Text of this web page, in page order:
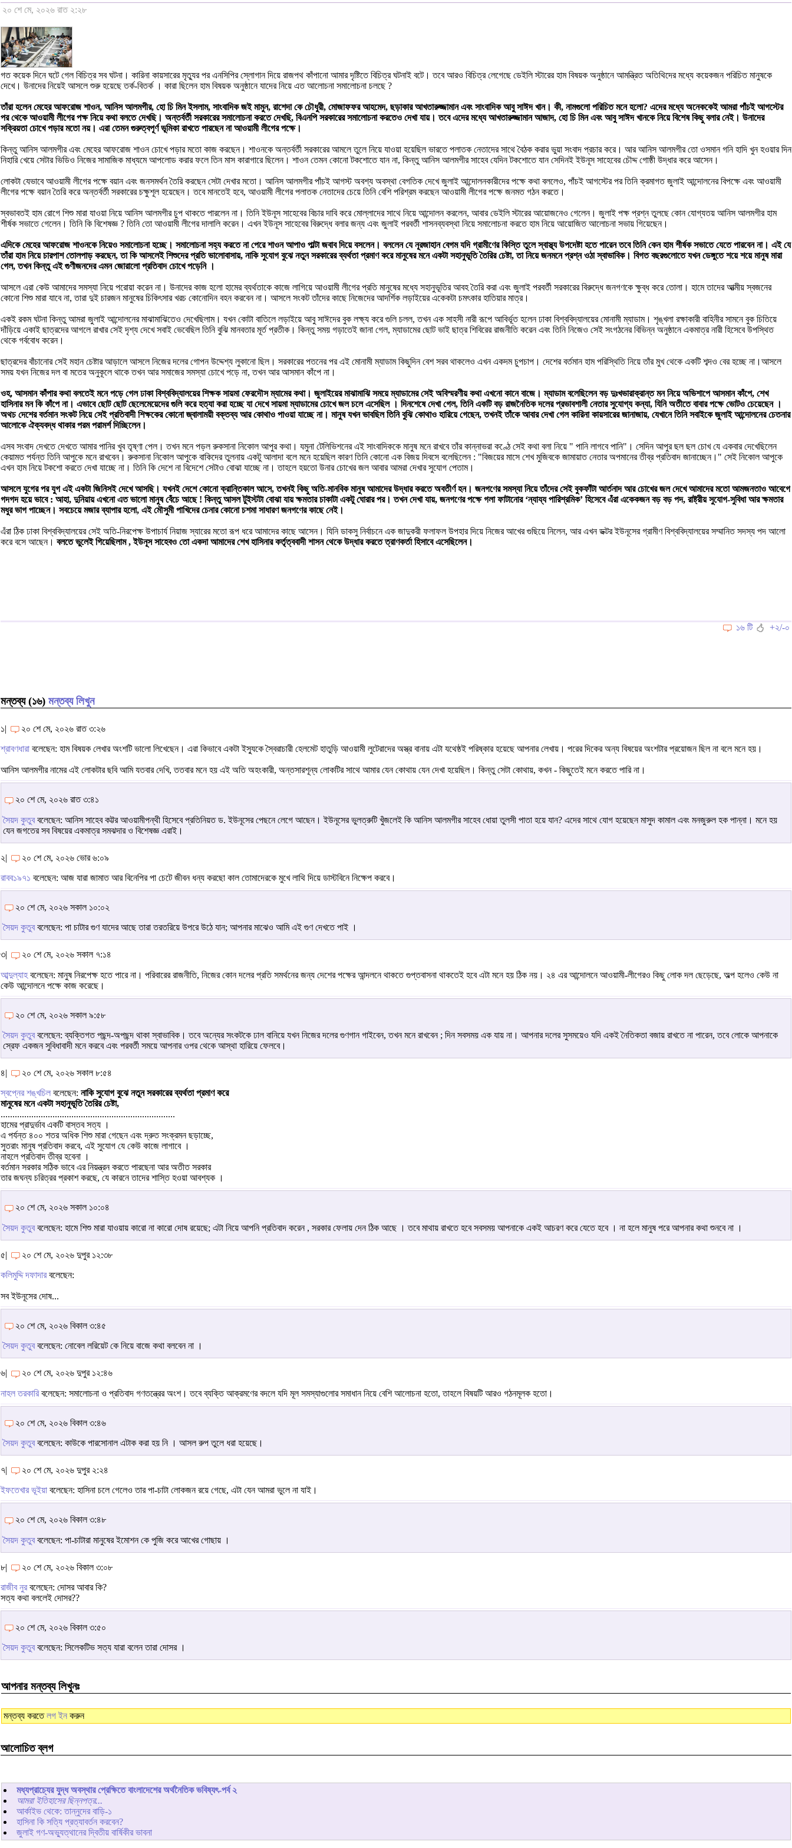
২০ শে মে, ২০২৬ রাত ২:২৮
গত কয়েক দিনে ঘটে গেল বিচিত্র সব ঘটনা। কারিনা কায়সারের মৃত্যুর পর এনসিপির স্লোগান দিয়ে রাজপথ কাঁপানো আমার দৃষ্টিতে বিচিত্র ঘটনাই বটে। তবে আরও বিচিত্র লেগেছে ডেইলি স্টারের হাম বিষয়ক অনুষ্ঠানে আমন্ত্রিত অতিথিদের মধ্যে কয়েকজন পরিচিত মানুষকে
দেখে। উনাদের নিয়েই আসলে শুরু হয়েছে তর্ক-বিতর্ক । কারা ছিলেন হাম বিষয়ক অনুষ্ঠানে যাদের নিয়ে এত আলোচনা সমালোচনা চলছে ?
তাঁরা হলেন মেহের আফরোজ শাওন, আনিস আলমগীর, হো চি মিন ইসলাম, সাংবাদিক জই মামুন, রাশেদা কে চৌধুরী, মোজাফফর আহমেদ, ছড়াকার আখতারুজ্জামান এবং সাংবাদিক আবু সাঈদ খান। কী, নামগুলো পরিচিত মনে হলো? এদের মধ্যে অনেককেই আমরা পাঁচই আগস্টের
পর থেকে আওয়ামী লীগের পক্ষ নিয়ে কথা বলতে দেখছি। অন্তর্বর্তী সরকারের সমালোচনা করতে দেখছি, বিএনপি সরকারের সমালোচনা করতেও দেখা যায়। তবে এদের মধ্যে আখতারুজ্জামান আজাদ, হো চি মিন এবং আবু সাঈদ খানকে নিয়ে বিশেষ কিছু বলার নেই। উনাদের
সক্রিয়তা চোখে পড়ার মতো নয়। এরা তেমন গুরুত্বপূর্ণ ভূমিকা রাখতে পারছেন না আওয়ামী লীগের পক্ষে।
কিন্তু আনিস আলমগীর এবং মেহের আফরোজ শাওন চোখে পড়ার মতো কাজ করছেন। শাওনকে অন্তর্বর্তী সরকারের আমলে তুলে নিয়ে যাওয়া হয়েছিল ভারতে পলাতক নেতাদের সাথে বৈঠক করার ভুয়া সংবাদ প্রচার করে। আর আনিস আলমগীর তো ওসমান গনি হাদি খুন হওয়ার দিন
নিহারি খেয়ে সেটার ভিডিও নিজের সামাজিক মাধ্যমে আপলোড করার ফলে তিন মাস কারাগারে ছিলেন। শাওন তেমন কোনো টকশোতে যান না, কিন্তু আনিস আলমগীর সাহেব যেদিন টকশোতে যান সেদিনই ইউনূস সাহেবের চৌদ্দ গোষ্ঠী উদ্ধার করে আসেন।
লোকটা যেভাবে আওয়ামী লীগের পক্ষে বয়ান এবং জনসমর্থন তৈরি করছেন সেটা দেখার মতো। আনিস আলমগীর পাঁচই আগস্ট অবশ্য অবস্থা বেগতিক দেখে জুলাই আন্দোলনকারীদের পক্ষে কথা বললেও, পাঁচই আগস্টের পর তিনি ক্রমাগত জুলাই আন্দোলনের বিপক্ষে এবং আওয়ামী
লীগের পক্ষে বয়ান তৈরি করে অন্তর্বর্তী সরকারের চক্ষুশূল হয়েছেন। তবে মানতেই হবে, আওয়ামী লীগের পলাতক নেতাদের চেয়ে তিনি বেশি পরিশ্রম করছেন আওয়ামী লীগের পক্ষে জনমত গঠন করতে।
স্বভাবতই হাম রোগে শিশু মারা যাওয়া নিয়ে আনিস আলমগীর চুপ থাকতে পারলেন না। তিনি ইউনূস সাহেবের বিচার দাবি করে মোল্লাদের সাথে নিয়ে আন্দোলন করলেন, আবার ডেইলি স্টারের আয়োজনেও গেলেন। জুলাই পক্ষ প্রশ্ন তুলছে কোন যোগ্যতয় আনিস আলমগীর হাম
শীর্ষক সভাতে গেলেন। তিনি কি বিশেষজ্ঞ ? তিনি তো আওয়ামী লীগের দালালি করেন। এখন ইউনূস সাহেবের বিরুদ্ধে বলার জন্য এবং জুলাই পরবর্তী শাসনব্যবস্থা নিয়ে সমালোচনা করতে হাম নিয়ে আয়োজিত আলোচনা সভায় গিয়েছেন।
এদিকে মেহের আফরোজ শাওনকে নিয়েও সমালোচনা হচ্ছে। সমালোচনা সহ্য করতে না পেরে শাওন আপাও পাল্টা জবাব দিয়ে বসলেন। বললেন যে নূরজাহান বেগম যদি গ্রামীণের কিস্তি তুলে স্বাস্থ্য উপদেষ্টা হতে পারেন তবে তিনি কেন হাম শীর্ষক সভাতে যেতে পারবেন না। এই যে
তাঁরা হাম নিয়ে চারপাশ তোলপাড় করছেন, তা কি আসলেই শিশুদের প্রতি ভালোবাসায়, নাকি সুযোগ বুঝে নতুন সরকারের ব্যর্থতা প্রমাণ করে মানুষের মনে একটা সহানুভূতি তৈরির চেষ্টা, তা নিয়ে জনমনে প্রশ্ন ওঠা স্বাভাবিক। বিগত বছরগুলোতে যখন ডেঙ্গুতে শয়ে শয়ে মানুষ মারা
গেল, তখন কিন্তু এই গুণীজনদের এমন জোরালো প্রতিবাদ চোখে পড়েনি ।
আসলে এরা কেউ আমাদের সমস্যা নিয়ে পরোয়া করেন না। উনাদের কাজ হলো হামের ব্যর্থতাকে কাজে লাগিয়ে আওয়ামী লীগের প্রতি মানুষের মধ্যে সহানুভূতির আবহ তৈরি করা এবং জুলাই পরবর্তী সরকারের বিরুদ্ধে জনগণকে ক্ষুব্ধ করে তোলা। হামে তাদের আত্মীয় স্বজনের
কোনো শিশু মারা যাবে না, তারা দুই চারজন মানুষের চিকিৎসার খরচ কোনোদিন বহন করবেন না। আসলে সংকট তাঁদের কাছে নিজেদের আদর্শিক লড়াইয়ের একেকটা চমৎকার হাতিয়ার মাত্র।
একই রকম ঘটনা কিন্তু আমরা জুলাই আন্দোলনের মাঝামাঝিতেও দেখেছিলাম। যখন কোটা বাতিলে লড়াইয়ে আবু সাঈদের বুক লক্ষ্য করে গুলি চলল, তখন এক সাহসী নারী রূপে আবির্ভূত হলেন ঢাকা বিশ্ববিদ্যালয়ের মোনামী ম্যাডাম। শৃঙ্খলা রক্ষাকারী বাহিনীর সামনে বুক চিতিয়ে
দাঁড়িয়ে একাই ছাত্রদের আগলে রাখার সেই দৃশ্য দেখে সবাই ভেবেছিল তিনি বুঝি মানবতার মূর্ত প্রতীক। কিন্তু সময় গড়াতেই জানা গেল, ম্যাডামের ছোট ভাই ছাত্র শিবিরের রাজনীতি করেন এবং তিনি নিজেও সেই সংগঠনের বিভিন্ন অনুষ্ঠানে একমাত্র নারী হিসেবে উপস্থিত
থেকে গর্ববোধ করেন।
ছাত্রদের বাঁচানোর সেই মহান চেষ্টার আড়ালে আসলে নিজের দলের গোপন উদ্দেশ্য লুকানো ছিল। সরকারের পতনের পর এই মোনামী ম্যাডাম কিছুদিন বেশ সরব থাকলেও এখন একদম চুপচাপ। দেশের বর্তমান হাম পরিস্থিতি নিয়ে তাঁর মুখ থেকে একটি শব্দও বের হচ্ছে না।আসলে
সময় যখন নিজের দল বা মতের অনুকূলে থাকে তখন আর সমাজের সমস্যা চোখে পড়ে না, তখন আর আসমান কাঁপে না।
ওহ, আসমান কাঁপার কথা বলতেই মনে পড়ে গেল ঢাকা বিশ্ববিদ্যালয়ের শিক্ষক সায়মা ফেরদৌস ম্যামের কথা। জুলাইয়ের মাঝামাঝি সময়ে ম্যাডামের সেই অবিস্মরণীয় কথা এখনো কানে বাজে। ম্যাডাম বলেছিলেন বড় দুঃখভারাক্রান্ত মন নিয়ে অভিশাপে আসমান কাঁপে, শেখ
হাসিনার মন কি কাঁপে না। এভাবে ছোট ছোট ছেলেমেয়েদের গুলি করে হত্যা করা হচ্ছে যা দেখে সায়মা ম্যাডামের চোখে জল চলে এসেছিল । দিনশেষে দেখা গেল, তিনি একটি বড় রাজনৈতিক দলের প্রভাবশালী নেতার সুযোগ্য কন্যা, যিনি অতীতে বাবার পক্ষে ভোটও চেয়েছেন ।
অথচ দেশের বর্তমান সংকট নিয়ে সেই প্রতিবাদী শিক্ষকের কোনো জ্বালাময়ী বক্তব্য আর কোথাও পাওয়া যাচ্ছে না। মানুষ যখন ভাবছিল তিনি বুঝি কোথাও হারিয়ে গেছেন, তখনই তাঁকে আবার দেখা গেল কারিনা কায়সারের জানাজায়, যেখানে তিনি সবাইকে জুলাই আন্দোলনের চেতনার
আলোকে ঐক্যবদ্ধ থাকার পরম পরামর্শ দিচ্ছিলেন।
এসব সংবাদ দেখতে দেখতে আমার পানির খুব তৃষ্ণা পেল। তখন মনে পড়ল রুকসানা নিকোল আপুর কথা। যমুনা টেলিভিশনের এই সাংবাদিককে মানুষ মনে রাখবে তাঁর কান্নাভরা কণ্ঠে সেই কথা বলা নিয়ে " পানি লাগবে পানি"। সেদিন আপুর ছল ছল চোখ যে একবার দেখেছিলেন
কেয়ামত পর্যন্ত তিনি আপুকে মনে রাখবেন। রুকসানা নিকোল আপুকে বাকিদের তুলনায় একটু আলাদা বলে মনে হয়েছিল কারণ তিনি কোনো এক বিজয় দিবসে বলেছিলেন : "বিজয়ের মাসে শেখ মুজিবকে জামায়াত নেতার অপমানের তীব্র প্রতিবাদ জানাচ্ছেন।" সেই নিকোল আপুকে
এখন হাম নিয়ে টকশো করতে দেখা যাচ্ছে না। তিনি কি দেশে না বিদেশে সেটাও বোঝা যাচ্ছে না। তাহলে হয়তো উনার চোখের জল আবার আমরা দেখার সুযোগ পেতাম।
আসলে যুগের পর যুগ এই একটা জিনিসই দেখে আসছি। যখনই দেশে কোনো ক্রান্তিকাল আসে, তখনই কিছু অতি-মানবিক মানুষ আমাদের উদ্ধার করতে অবতীর্ণ হন। জনগণের সমস্যা নিয়ে তাঁদের সেই বুকফাঁটা আর্তনাদ আর চোখের জল দেখে আমাদের মতো আমজনতাও আবেগে
গদগদ হয়ে ভাবে : আহা, দুনিয়ায় এখনো এত ভালো মানুষ বেঁচে আছে ! কিন্তু আসল টুইস্টটা বোঝা যায় ক্ষমতার চাকাটা একটু ঘোরার পর। তখন দেখা যায়, জনগণের পক্ষে গলা ফাটানোর ‘ন্যায্য পারিশ্রমিক’ হিসেবে এঁরা একেকজন বড় বড় পদ, রাষ্ট্রীয় সুযোগ-সুবিধা আর ক্ষমতার
মধুর ভাগ পাচ্ছেন। সবচেয়ে মজার ব্যাপার হলো, এই মৌসুমী পাখিদের চেনার কোনো চশমা সাধারণ জনগণের কাছে নেই।
এঁরা ঠিক ঢাকা বিশ্ববিদ্যালয়ের সেই অতি-নিরপেক্ষ উপাচার্য নিয়াজ স্যারের মতো রূপ ধরে আমাদের কাছে আসেন। যিনি ডাকসু নির্বাচনে এক জাদুকরী ফলাফল উপহার দিয়ে নিজের আখের গুছিয়ে নিলেন, আর এখন ডক্টর ইউনূসের গ্রামীণ বিশ্ববিদ্যালয়ের সম্মানিত সদস্য পদ আলো
করে বসে আছেন। বলতে ভুলেই গিয়েছিলাম , ইউনূস সাহেবও তো একদা আমাদের শেখ হাসিনার কর্তৃত্ববাদী শাসন থেকে উদ্ধার করতে ত্রাণকর্তা হিসাবে এসেছিলেন।
১৬ টি +২/-০
মন্তব্য (১৬) মন্তব্য লিখুন
১| ২০ শে মে, ২০২৬ রাত ৩:২৬
শ্রাবণধারা বলেছেন: হাম বিষয়ক লেখার অংশটি ভালো লিখেছেন। এরা কিভাবে একটা ইস্যুকে স্বৈরাচারী হেলমেট হাতুড়ি আওয়ামী লুটেরাদের অস্ত্র বানায় এটা যথেষ্ঠই পরিষ্কার হয়েছে আপনার লেখায়। পরের দিকের অন্য বিষয়ের অংশটার প্রয়োজন ছিল না বলে মনে হয়।
আনিস আলমগীর নামের এই লোকটার ছবি আমি যতবার দেখি, ততবার মনে হয় এই অতি অহংকারী, অন্তসারশূন্য লোকটির সাথে আমার যেন কোথায় যেন দেখা হয়েছিল। কিন্তু সেটা কোথায়, কখন - কিছুতেই মনে করতে পারি না।
২০ শে মে, ২০২৬ রাত ৩:৪১
সৈয়দ কুতুববলেছেন: আনিস সাহেব কট্টর আওয়ামীপন্থী হিসেবে প্রতিনিয়ত ড. ইউনূসের পেছনে লেগে আছেন। ইউনূসের ভুলত্রুটি খুঁজলেই কি আনিস আলমগীর সাহেব ধোয়া তুলসী পাতা হয়ে যান? এদের সাথে যোগ হয়েছেন মাসুদ কামাল এবং মনজুরুল হক পান্না। মনে হয়
যেন জগতের সব বিষয়ের একমাত্র সমঝদার ও বিশেষজ্ঞ এরাই।
২| ২০ শে মে, ২০২৬ ভোর ৬:০৯
রাবব১৯৭১ বলেছেন: আজ যারা জামাত আর বিনেপির পা চেটে জীবন ধন্য করছো কাল তোমাদেরকে মুখে লাথি দিয়ে ডাস্টবিনে নিক্ষেপ করবে।
২০ শে মে, ২০২৬ সকাল ১০:০২
সৈয়দ কুতুববলেছেন: পা চাটার গুণ যাদের আছে তারা তরতরিয়ে উপরে উঠে যান; আপনার মাঝেও আমি এই গুণ দেখতে পাই ।
৩| ২০ শে মে, ২০২৬ সকাল ৭:১৪
আব্দুল্যাহবলেছেন: মানুষ নিরপেক্ষ হতে পারে না। পরিবারের রাজনীতি, নিজের কোন দলের প্রতি সমর্থনের জন্য দেশের পক্ষের আন্দলনে থাকতে গুপ্তবাসনা থাকতেই হবে এটা মনে হয় ঠিক নয়। ২৪ এর আন্দোলনে আওয়ামী-লীগেরও কিছু লোক দল ছেড়েছে, অল্প হলেও কেউ না
কেউ আন্দোলনে পক্ষে কাজ করেছে।
২০ শে মে, ২০২৬ সকাল ৯:৫৮
সৈয়দ কুতুববলেছেন: ব্যক্তিগত পছন্দ-অপছন্দ থাকা স্বাভাবিক। তবে অন্যের সংকটকে ঢাল বানিয়ে যখন নিজের দলের গুণগান গাইবেন, তখন মনে রাখবেন ; দিন সবসময় এক যায় না। আপনার দলের সুসময়েও যদি একই নৈতিকতা বজায় রাখতে না পারেন, তবে লোকে আপনাকে
স্রেফ একজন সুবিধাবাদী মনে করবে এবং পরবর্তী সময়ে আপনার ওপর থেকে আস্থা হারিয়ে ফেলবে।
৪| ২০ শে মে, ২০২৬ সকাল ৮:৫৪
স্বপ্নের শঙ্খচিল বলেছেন: নাকি সুযোগ বুঝে নতুন সরকারের ব্যর্থতা প্রমাণ করে
মানুষের মনে একটা সহানুভূতি তৈরির চেষ্টা,
..........................................................................
হামের প্রাদুর্ভাব একটি বাস্তব সত্য ।
এ পর্যন্ত ৪০০ শতর অধিক শিশু মারা গেছেন এবং দ্রুত সংক্রমন ছড়াচ্ছে,
সুতরাং মানুষ প্রতিবাদ করবে, এই সুযোগ যে কেউ কাজে লাগাবে ।
নাহলে প্রতিবাদ তীব্র হবেনা ।
বর্তমান সরকার সঠিক ভাবে এর নিয়ন্ত্রন করতে পারছেনা আর অতীত সরকার
তার জঘন্য চরিত্রর প্রকাশ করছে, যে কারনে তাদের শাস্তি হওয়া আবশ্যক ।
২০ শে মে, ২০২৬ সকাল ১০:০৪
সৈয়দ কুতুববলেছেন: হামে শিশু মারা যাওয়ায় কারো না কারো দোষ রয়েছে; এটা নিয়ে আপনি প্রতিবাদ করেন , সরকার ফেলায় দেন ঠিক আছে । তবে মাথায় রাখতে হবে সবসময় আপনাকে একই আচরণ করে যেতে হবে । না হলে মানুষ পরে আপনার কথা শুনবে না ।
৫| ২০ শে মে, ২০২৬ দুপুর ১২:৩৮
কলিমুদ্দি দফাদারবলেছেন:
সব ইউনূসের দোষ...
২০ শে মে, ২০২৬ বিকাল ৩:৪৫
সৈয়দ কুতুববলেছেন: নোবেল লরিয়েট কে নিয়ে বাজে কথা বলবেন না ।
৬| ২০ শে মে, ২০২৬ দুপুর ১২:৪৬
নাহল তরকারিবলেছেন: সমালোচনা ও প্রতিবাদ গণতন্ত্রের অংশ। তবে ব্যক্তি আক্রমণের বদলে যদি মূল সমস্যাগুলোর সমাধান নিয়ে বেশি আলোচনা হতো, তাহলে বিষয়টি আরও গঠনমূলক হতো।
২০ শে মে, ২০২৬ বিকাল ৩:৪৬
সৈয়দ কুতুববলেছেন: কাউকে পারসোনাল এটাক করা হয় নি । আসল রুপ তুলে ধরা হয়েছে।
৭| ২০ শে মে, ২০২৬ দুপুর ২:২৪
ইফতেখার ভূইয়া বলেছেন: হাসিনা চলে গেলেও তার পা-চাটা লোকজন রয়ে গেছে, এটা যেন আমরা ভুলে না যাই।
২০ শে মে, ২০২৬ বিকাল ৩:৪৮
সৈয়দ কুতুববলেছেন: পা-চাটারা মানুষের ইমোশন কে পুজি করে আখের গোছায় ।
৮| ২০ শে মে, ২০২৬ বিকাল ৩:০৮
রাজীব নুরবলেছেন: দোসর আবার কি?
সত্য কথা বললেই দোসর??
২০ শে মে, ২০২৬ বিকাল ৩:৫০
সৈয়দ কুতুববলেছেন: সিলেকটিভ সত্য যারা বলেন তারা দোসর ।
আপনার মন্তব্য লিখুনঃ
মন্তব্য করতেলগ ইন করুন
আলোচিত ব্লগ
মধ্যপ্রাচ্যের যুদ্ধ অবস্থার প্রেক্ষিতে বাংলাদেশের অর্থনৈতিক ভবিষ্যৎ-পর্ব ২
আমরা ইতিহাসের ছিন্নপত্র...
আর্কাইভ থেকে: তান্নুদের বাড়ি-১
হাসিনা কি সত্যি প্রত্যাবর্তন করবেন?
জুলাই গণ-অভ্যুত্থানের দ্বিতীয় বার্ষিকীর ভাবনা